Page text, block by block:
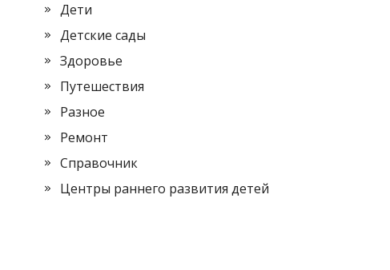
Дети
Детские сады
Здоровье
Путешествия
Разное
Ремонт
Справочник
Центры раннего развития детей